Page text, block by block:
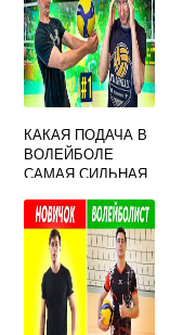
КАКАЯ ПОДАЧА В
ВОЛЕЙБОЛЕ
САМАЯ СИЛЬНАЯ